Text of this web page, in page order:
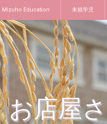
Mizuho Education 未就学児
店屋